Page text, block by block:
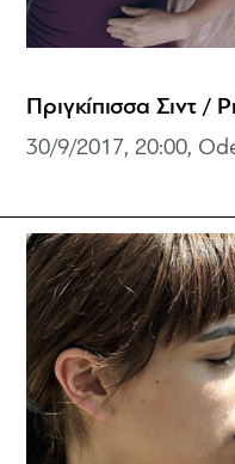
Πριγκίπισσα Σιντ /
30/9/2017, 20:00,